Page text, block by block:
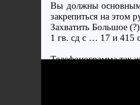
Вы должны
закрепиться на этом
Захватить Большое
1 гв. сд с … 17 и 415
Телефонограмма так